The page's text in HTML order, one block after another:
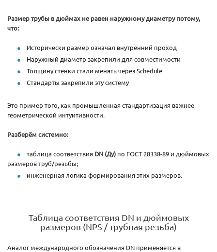
Размер трубы в дюймах не равен наружному диаметру потому,
что:
Исторически размер означал внутренний проход
Наружный диаметр закрепили для совместимости
Толщину стенки стали менять через Schedule
Стандарты закрепили эту систему
Это пример того, как промышленная стандартизация важнее
геометрической интуитивности.
Разберём системно:
таблица соответствия DN (Ду) по ГОСТ 28338-89 и дюймовых
размеров труб/резьбы;
инженерная логика формирования этих размеров.
Таблица соответствия DN и дюймовых
размеров (NPS / трубная резьба)
Аналог международного обозначения DN применяется в